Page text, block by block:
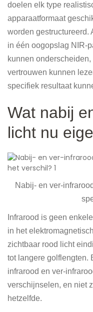
doelen elk type
apparaatformaat
worden gestructureerd.
in één oogopslag NIR-
kunnen
vertrouwen kunnen
specifiek resultaat
Wat nabij
licht nu
Nabij- en ver-
Infrarood is geen
in het
zichtbaar rood licht
tot langere golflengten.
infrarood en ver-
verschijnselen, en niet
hetzelfde.